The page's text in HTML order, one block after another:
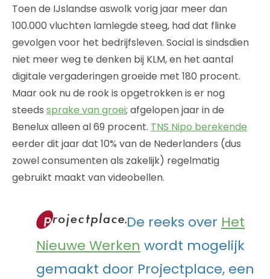
Toen de IJslandse aswolk vorig jaar meer dan
100.000 vluchten lamlegde steeg, had dat flinke
gevolgen voor het bedrijfsleven. Social is sindsdien
niet meer weg te denken bij KLM, en het aantal
digitale vergaderingen groeide met 180 procent.
Maar ook nu de rook is opgetrokken is er nog
steeds sprake van groei; afgelopen jaar in de
Benelux alleen al 69 procent. TNS Nipo berekende
eerder dit jaar dat 10% van de Nederlanders (dus
zowel consumenten als zakelijk) regelmatig
gebruikt maakt van videobellen.
De reeks over Het
Nieuwe Werken wordt mogelijk
gemaakt door Projectplace, een